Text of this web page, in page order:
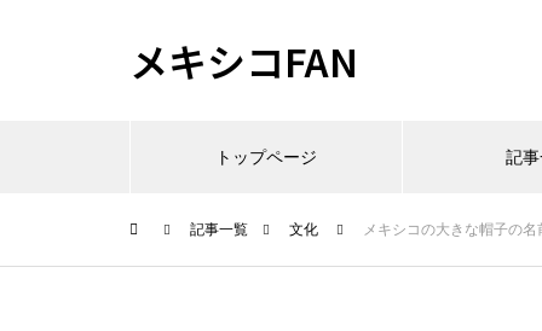
メキシコFAN
トップページ 記
記事一覧 文化 メキシコの大きな帽子の